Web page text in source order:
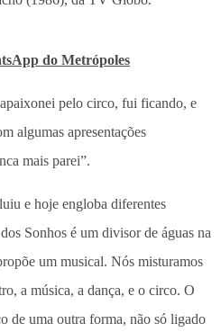
do Metrópoles
pelo circo, fui ficando, e
algumas apresentações
mais parei”.
e hoje engloba diferentes
Sonhos é um divisor de águas na
um musical. Nós misturamos
a música, a dança, e o circo. O
de uma outra forma, não só ligado